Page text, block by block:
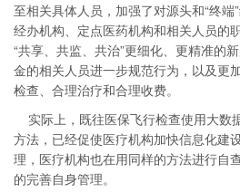
至相关具体人员，加强了对源头和“终端
经办机构、定点医药机构和相关人员的
“共享、共监、共治”更细化、更精准的
金的相关人员进一步规范行为，以及更
检查、合理治疗和合理收费。
实际上，既往医保飞行检查使用大数
方法，已经促使医疗机构加快信息化建
理，医疗机构也在用同样的方法进行自
的完善自身管理。